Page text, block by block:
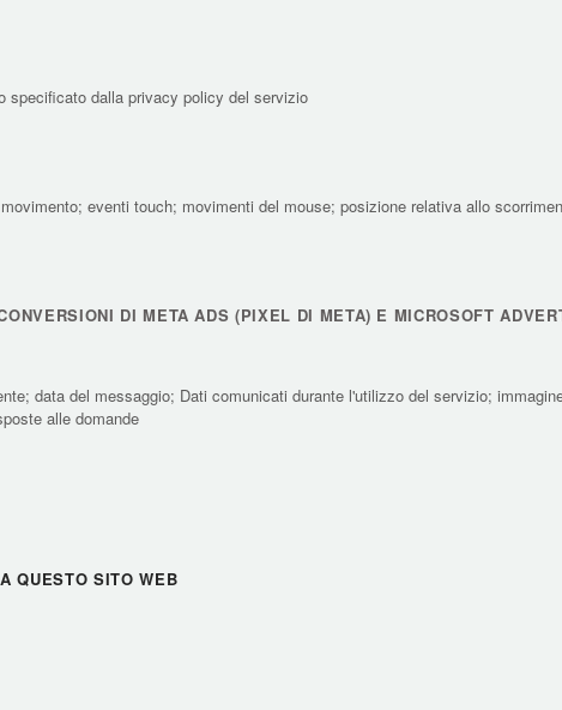
specificato dalla privacy policy del servizio
eventi touch; movimenti del mouse; posizione relativa allo
DI META ADS (PIXEL DI META) E MICROSOFT
data del messaggio; Dati comunicati durante l'utilizzo del servizio;
alle domande
QUESTO SITO WEB